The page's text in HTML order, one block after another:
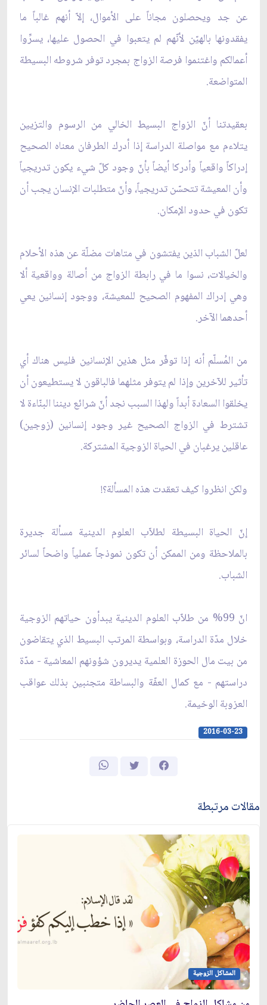
عن جد ويحصلون مجاناً على الأموال، إلاّ أنهم غالباً ما
يفقدونها بالهيّن لأنّهم لم يتعبوا في الحصول عليها، يسرِّوا
أعمالكم واغتنموا فرصة الزواج بمجرد توفر شروطه البسيطة
المتواضعة.
بعقيدتنا أنّ الزواج البسيط الخالي من الرسوم والتزيين
يتلاءم مع مواصلة الدراسة إذا أدرك الطرفان معناه الصحيح
إدراكاً واقعياً وأدركا أيضاً بأنّ وجود كلّ شيء يكون تدريجياً
وأن المعيشة تتحسّن تدريجياً، وأنّ متطلبات الإنسان يجب أن
تكون في حدود الإمكان.
لعلّ الشباب الذين يفتشون في متاهات مضلّة عن هذه الأحلام
والخيالات، نسوا ما في رابطة الزواج من أصالة وواقعية ألا
وهي إدراك المفهوم الصحيح للمعيشة، ووجود إنسانين يعي
أحدهما الآخر.
من المُسلّم أنه إذا توفّر مثل هذين الإنسانين فليس هناك أي
تأثير للآخرين وإذا لم يتوفر مثلهما فالباقون لا يستطيعون أن
يخلقوا السعادة أبداً ولهذا السبب نجد أنّ شرائع ديننا البنّاءة لا
تشترط في الزواج الصحيح غير وجود إنسانين (زوجين)
عاقلين يرغبان في الحياة الزوجية المشتركة.
ولكن انظروا كيف تعقدت هذه المسألة؟!
إنّ الحياة البسيطة لطلاّب العلوم الدينية مسألة جديرة
بالملاحظة ومن الممكن أن تكون نموذجاً عملياً واضحاً لسائر
الشباب.
انّ 99% من طلاّب العلوم الدينية يبدأون حياتهم الزوجية
خلال مدّة الدراسة، وبواسطة المرتب البسيط الذي يتقاضون
من بيت مال الحوزة العلمية يديرون شؤونهم المعاشية - مدّة
دراستهم - مع كمال العفّة والبساطة متجنبين بذلك عواقب
العزوبة الوخيمة.
2016-03-23
مقالات مرتبطة
المشاكل الزوجية